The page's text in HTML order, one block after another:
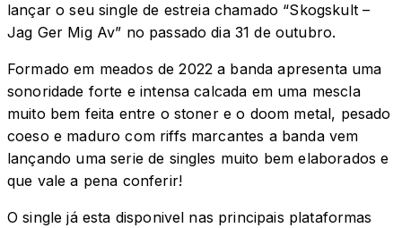
lançar o seu single de estreia chamado “Skogskult –
Jag Ger Mig Av” no passado dia 31 de outubro.
Formado em meados de 2022 a banda apresenta uma
sonoridade forte e intensa calcada em uma mescla
muito bem feita entre o stoner e o doom metal, pesado
coeso e maduro com riffs marcantes a banda vem
lançando uma serie de singles muito bem elaborados e
que vale a pena conferir!
O single já esta disponivel nas principais plataformas